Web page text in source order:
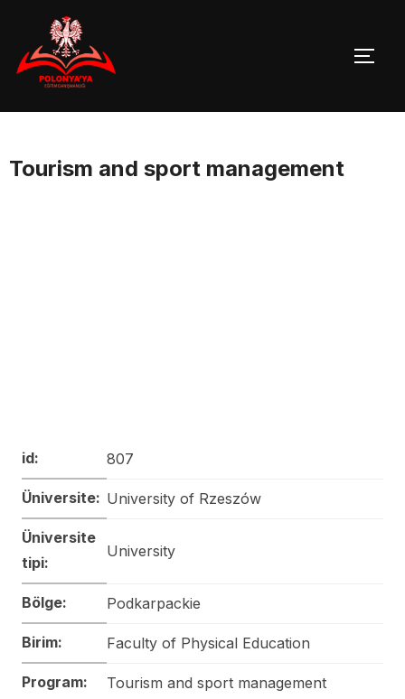
content
Tourism and sport management
id: 807
Üniversite: University of Rzeszów
Üniversite
tipi:
University
Bölge: Podkarpackie
Birim: Faculty of Physical Education
Program: Tourism and sport management